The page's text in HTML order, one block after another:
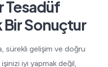
Tesadüf
Sonuçtur
sürekli gelişim ve doğru
iyi yapmak değil,